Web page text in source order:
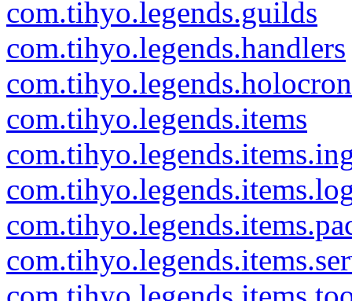
com.tihyo.legends.guilds
com.tihyo.legends.handlers
com.tihyo.legends.items